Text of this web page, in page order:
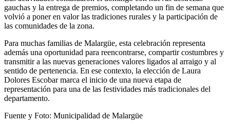
gauchas y la entrega de premios, completando un fin de semana que
volvió a poner en valor las tradiciones rurales y la participación de
las comunidades de la zona.
Para muchas familias de Malargüe, esta celebración representa
además una oportunidad para reencontrarse, compartir costumbres y
transmitir a las nuevas generaciones valores ligados al arraigo y al
sentido de pertenencia. En ese contexto, la elección de Laura
Dolores Escobar marca el inicio de una nueva etapa de
representación para una de las festividades más tradicionales del
departamento.
Fuente y Foto: Municipalidad de Malargüe